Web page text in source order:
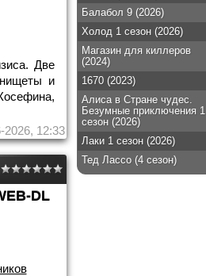
Две
и
2026, 12:33
DL
Балабол 9 (2026)
Холод 1 сезон (2026)
Магазин для киллеров
(2024)
1670 (2023)
Алиса в Стране чудес.
Безумные приключения 1
сезон (2026)
Лаки 1 сезон (2026)
Тед Лассо (4 сезон)